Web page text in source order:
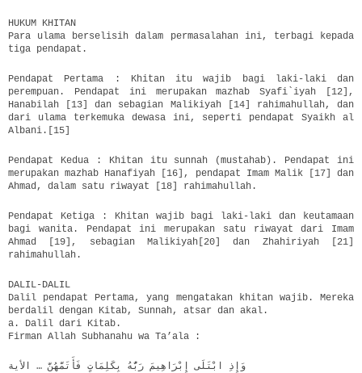
HUKUM KHITAN
Para ulama berselisih dalam permasalahan ini, terbagi kepada
tiga pendapat.
Pendapat Pertama : Khitan itu wajib bagi laki-laki dan
perempuan. Pendapat ini merupakan mazhab Syafi`iyah [12],
Hanabilah [13] dan sebagian Malikiyah [14] rahimahullah, dan
dari ulama terkemuka dewasa ini, seperti pendapat Syaikh al
Albani.[15]
Pendapat Kedua : Khitan itu sunnah (mustahab). Pendapat ini
merupakan mazhab Hanafiyah [16], pendapat Imam Malik [17] dan
Ahmad, dalam satu riwayat [18] rahimahullah.
Pendapat Ketiga : Khitan wajib bagi laki-laki dan keutamaan
bagi wanita. Pendapat ini merupakan satu riwayat dari Imam
Ahmad [19], sebagian Malikiyah[20] dan Zhahiriyah [21]
rahimahullah.
DALIL-DALIL
Dalil pendapat Pertama, yang mengatakan khitan wajib. Mereka
berdalil dengan Kitab, Sunnah, atsar dan akal.
a. Dalil dari Kitab.
Firman Allah Subhanahu wa Ta’ala :
وَإِذِ ابْتَلَى إِبْرَاهِيمَ رَبُّهُ بِكَلِمَاتٍ فَأَتَمَّهُنَّ … الأية